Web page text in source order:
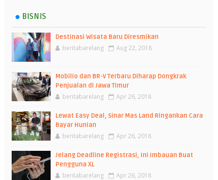
BISNIS
Destinasi Wisata Baru Diresmikan
beritabarelang Aug 22, 2018
Mobilio dan BR-V Terbaru Diharap Dongkrak
Penjualan di Jawa Timur
beritabarelang Apr 26, 2018
Lewat Easy Deal, Sinar Mas Land Ringankan Cara
Bayar Hunian
beritabarelang Apr 26, 2018
Jelang Deadline Registrasi, Ini Imbauan Buat
Pengguna XL
beritabarelang Apr 26, 2018